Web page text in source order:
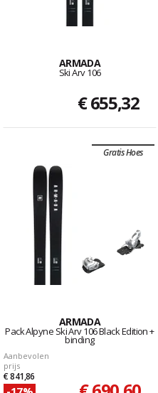
ARMADA
Ski Arv 106
€ 655,32
Gratis Hoes
ARMADA
Pack Alpyne Ski Arv 106 Black Edition +
binding
Aanbevolen
prijs
€ 841,86